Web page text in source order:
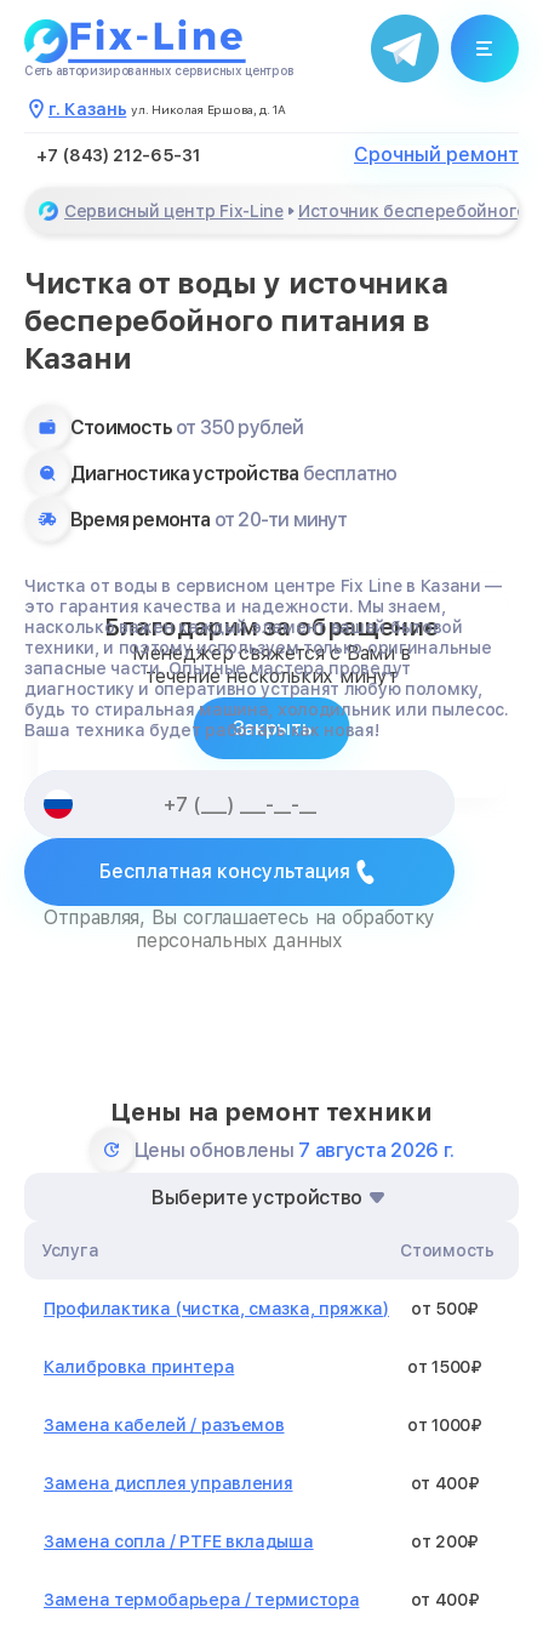
Сеть авторизированных сервисных центров
г. Казань ул. Николая Ершова, д. 1А
+7 (843) 212-65-31 Срочный ремонт
Сервисный центр Fix-Line Источник бесперебойного
Чистка от воды у источника
бесперебойного питания в
Казани
Стоимость от 350 рублей
Диагностика устройства бесплатно
Время ремонта от 20-ти минут
Чистка от воды в сервисном центре Fix Line в Казани —
это гарантия качества и надежности. Мы знаем,
насколько важен каждый элемент вашей бытовой
техники, и поэтому используем только оригинальные
запасные части. Опытные мастера проведут
диагностику и оперативно устранят любую поломку,
будь то стиральная машина, холодильник или пылесос.
Ваша техника будет работать как новая!
Бесплатная консультация
Отправляя, Вы соглашаетесь на обработку
персональных данных
Цены на ремонт техники
Цены обновлены 7 августа 2026 г.
Выберите устройство
Услуга Стоимость
Профилактика (чистка, смазка, пряжка) от 500₽
Калибровка принтера от 1500₽
Замена кабелей / разъемов от 1000₽
Замена дисплея управления от 400₽
Замена сопла / PTFE вкладыша от 200₽
Замена термобарьера / термистора от 400₽
Благодарим за обращение
Менеджер свяжется с Вами в
течение нескольких минут
Закрыть